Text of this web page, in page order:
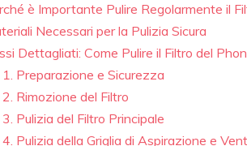
è Importante Pulire Regolarmente il
Necessari per la Pulizia Sicura
Dettagliati: Come Pulire il Filtro del
1. Preparazione e Sicurezza
2. Rimozione del Filtro
3. Pulizia del Filtro Principale
4. Pulizia della Griglia di Aspirazione e